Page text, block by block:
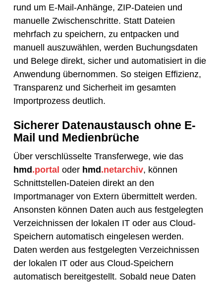
rund um E-Mail-Anhänge, ZIP-Dateien und
manuelle Zwischenschritte. Statt Dateien
mehrfach zu speichern, zu entpacken und
manuell auszuwählen, werden Buchungsdaten
und Belege direkt, sicher und automatisiert in die
Anwendung übernommen. So steigen Effizienz,
Transparenz und Sicherheit im gesamten
Importprozess deutlich.
Sicherer Datenaustausch ohne E-
Mail und Medienbrüche
Über verschlüsselte Transferwege, wie das
hmd.portal oder hmd.netarchiv, können
Schnittstellen-Dateien direkt an den
Importmanager von Extern übermittelt werden.
Ansonsten können Daten auch aus festgelegten
Verzeichnissen der lokalen IT oder aus Cloud-
Speichern automatisch eingelesen werden.
Daten werden aus festgelegten Verzeichnissen
der lokalen IT oder aus Cloud-Speichern
automatisch bereitgestellt. Sobald neue Daten